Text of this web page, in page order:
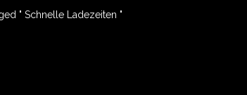
" Schnelle Ladezeiten "